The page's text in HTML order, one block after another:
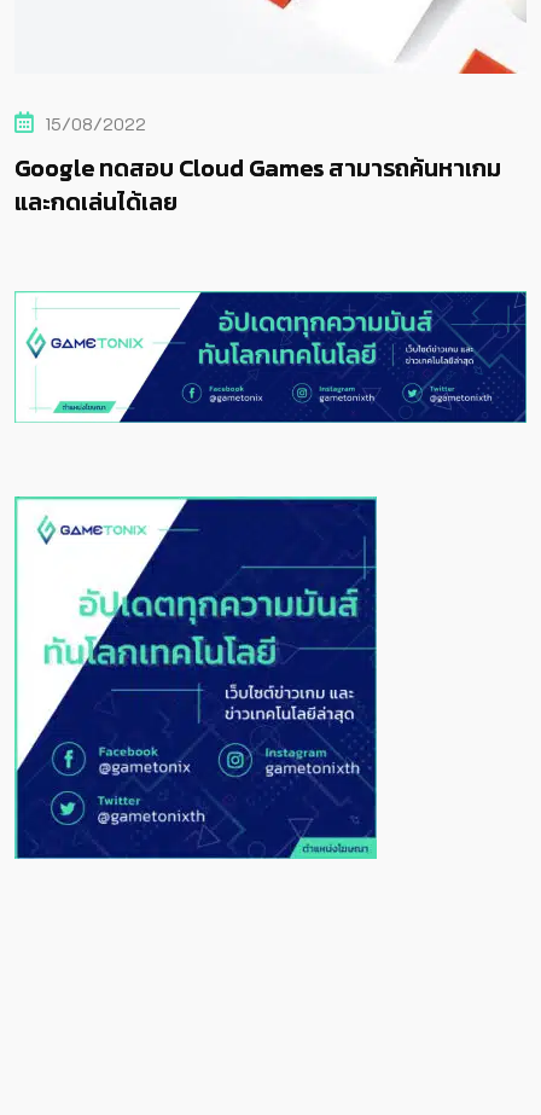
15/08/2022
Google ทดสอบ Cloud Games สามารถค้นหาเกม
และกดเล่นได้เลย